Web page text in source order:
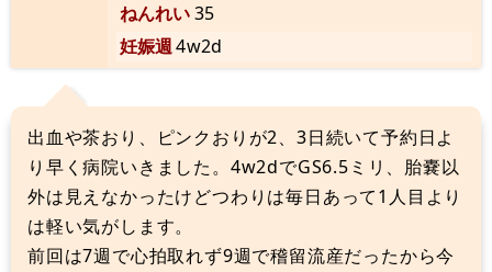
ねんれい35
妊娠週4w2d
出血や茶おり、ピンクおりが2、3日続いて予約日よ
り早く病院いきました。4w2dでGS6.5ミリ、胎嚢以
外は見えなかったけどつわりは毎日あって1人目より
は軽い気がします。
前回は7週で心拍取れず9週で稽留流産だったから今